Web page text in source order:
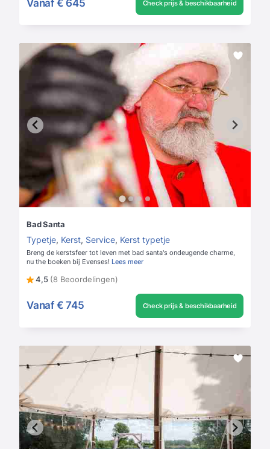
Vanaf € 645 Check prijs & beschikbaarheid
Bad Santa
Typetje, Kerst, Service, Kerst typetje
Breng de kerstsfeer tot leven met bad santa's ondeugende charme,
nu the boeken bij Evenses! Lees meer
4,5 (8 Beoordelingen)
Vanaf € 745 Check prijs & beschikbaarheid